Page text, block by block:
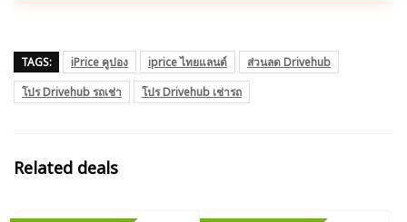
TAGS: iPrice คูปอง iprice ไทยแลนด์
ส่วนลด Drivehub
โปร Drivehub รถเช่า
โปร Drivehub เช่ารถ
Related deals